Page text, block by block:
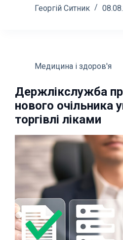
Георгій Ситник
Медицина і здоров'я
Держлікслужба
нового очільника
торгівлі ліками